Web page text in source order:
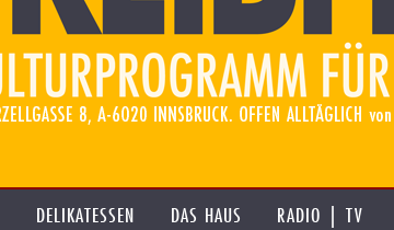
DELIKATESSEN DAS HAUS RADIO | TV